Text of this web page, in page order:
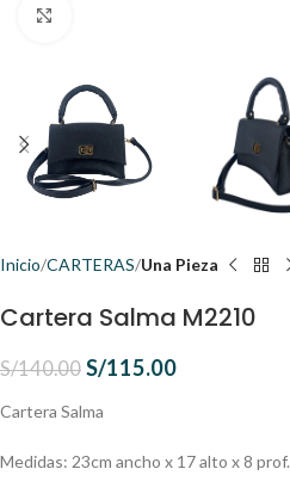
Inicio CARTERAS Una Pieza
Cartera Salma M2210
S/140.00 S/115.00
Cartera Salma
Medidas: 23cm ancho x 17 alto x 8 prof.